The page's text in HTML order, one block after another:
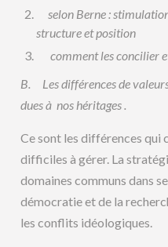
selon Berne :
structure et position
comment les concilier
B. Les différences de
dues à nos héritages .
Ce sont les différences qui
difficiles à gérer. La
domaines communs dans
démocratie et de la
les conflits idéologiques.